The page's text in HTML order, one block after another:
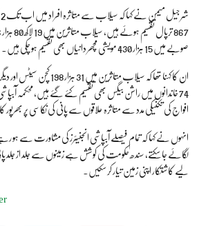
صوبے میں 15 ہزار 430 مویشی مچھر دانیاں بھی تقسیم ہو چکی ہیں۔
74 خاندانوں میں راشن بیگس بھی تقسیم کئے گئے ہیں، محکمہ
افواج کی تکنیکی مدد سے متاثرہ علاقوں سے پانی کی نکاسی پر
انہوں نے کہا کہ تمام فیصلے آبپاشی انجنیئرز کی مشاورت سے
لگائے جا سکتے، سندھ حکومت کی کوشش ہے زمینوں سے جلد از
لیے کاشتکار اپنی زمین تیار کر سکیں۔